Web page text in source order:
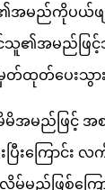
အမည်ကိုပယ်ဖ
၏အမည်ဖြင့်သ
တ်ထုတ်ပေးသွာ
အမည်ဖြင့် အ
ပြီးကြောင်
လိမ့်မည်ဖြစ်ကြ